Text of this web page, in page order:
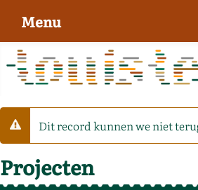
Waarschuwing
Dit record kunnen we niet
Projecten
Menu